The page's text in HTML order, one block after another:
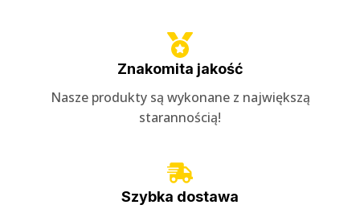
Znakomita jakość
Nasze produkty są wykonane z największą
starannością!
Szybka dostawa